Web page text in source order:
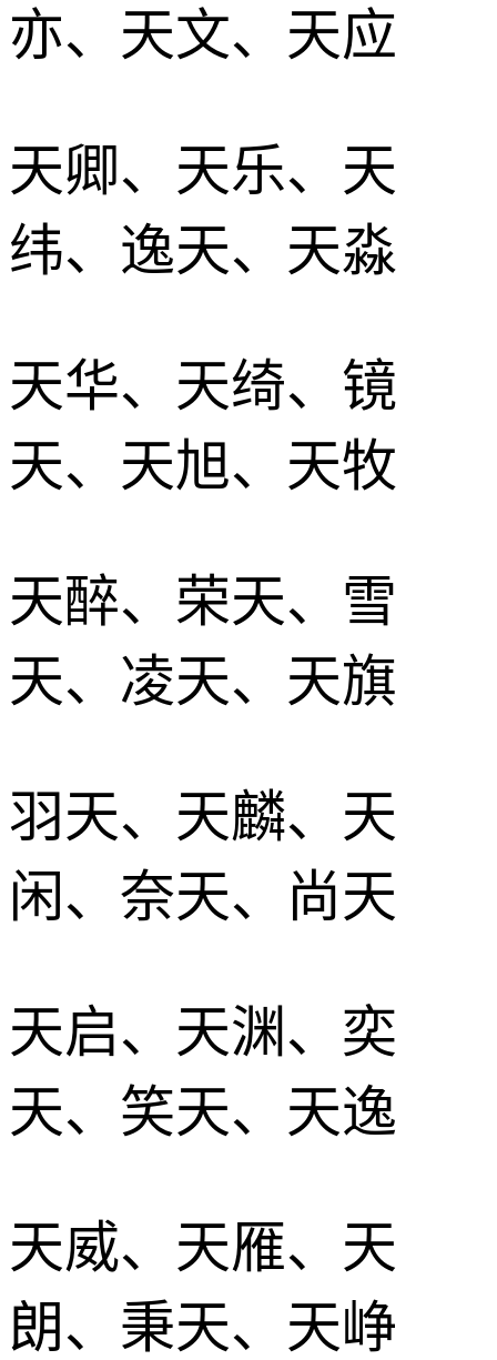
亦、天文、天应
天卿、天乐、天
纬、逸天、天淼
天华、天绮、镜
天、天旭、天牧
天醉、荣天、雪
天、凌天、天旗
羽天、天麟、天
闲、奈天、尚天
天启、天渊、奕
天、笑天、天逸
天威、天雁、天
朗、秉天、天峥